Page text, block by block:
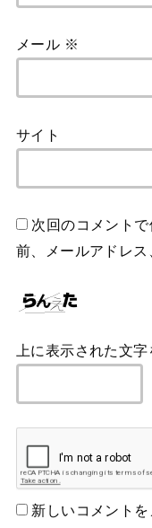
メール ※
サイト
次回のコメント
前、メールアドレス
上に表示された文
新しいコメント